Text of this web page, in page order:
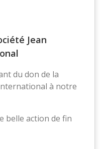
Jean
du don de la
à notre
belle action de fin